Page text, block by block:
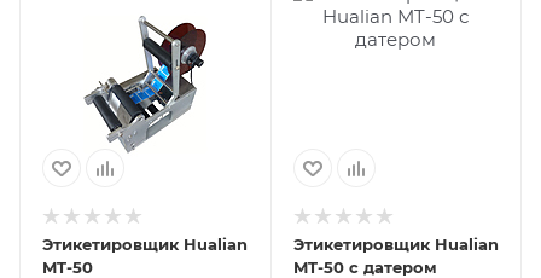
Этикетировщик Hualian
MT-50
Этикетировщик Hualian
MT-50 с датером